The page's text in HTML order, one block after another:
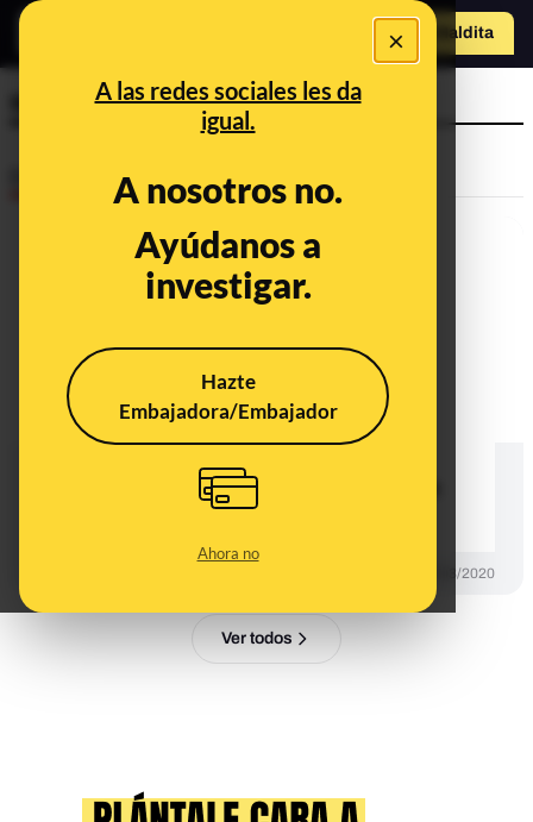
×
A las redes sociales les da
igual.
A nosotros no.
Ayúdanos a
investigar.
Hazte
Embajadora/Embajador
Ahora no
Hazte Maldita
stefan lanka
No, nadie ha "demostrado
general, o el virus del sarampión en
concreto, no existen*
27/03/2020
Ver todos